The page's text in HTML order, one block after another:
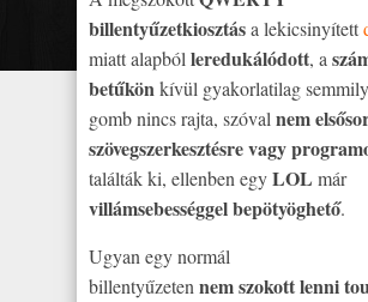
billentyűzetkiosztása lekicsinyített
miatt alapbólleredukálódott, a
betűkönkívül gyakorlatilag
gomb nincs rajta, szóvalnem
szövegszerkesztésre vagy
találták ki, ellenben egyLOL már
villámsebességgel bepötyöghető.
Ugyan egy normál
billentyűzetennem szokott lenni